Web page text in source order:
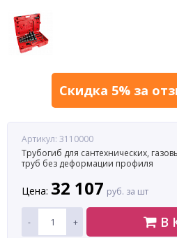
Скидка 5% за
Артикул: 3110000
Трубогиб для сантехнических,
труб без деформации профиля
Цена: 32 107 руб. за шт
- + В